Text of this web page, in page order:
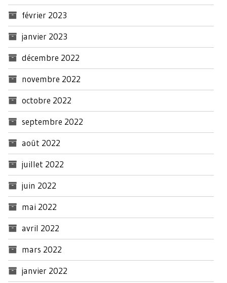
février 2023
janvier 2023
décembre 2022
novembre 2022
octobre 2022
septembre 2022
août 2022
juillet 2022
juin 2022
mai 2022
avril 2022
mars 2022
janvier 2022